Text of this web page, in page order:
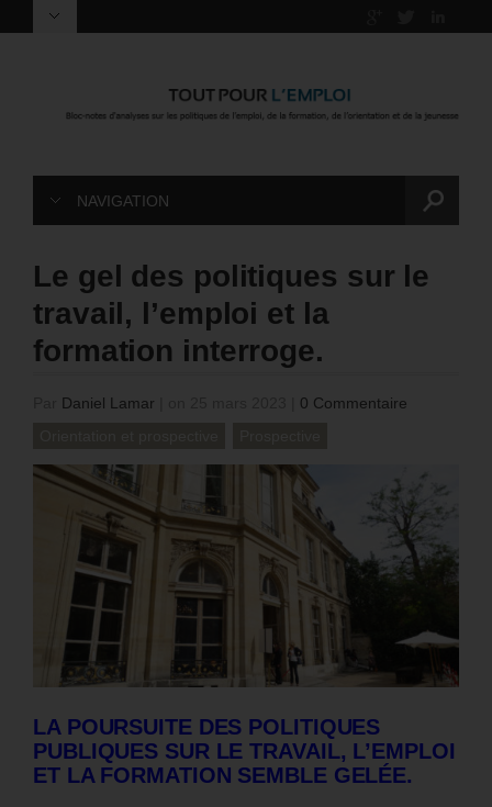
NAVIGATION
Le gel des politiques sur le
travail, l’emploi et la
formation interroge.
Daniel Lamar
0 Commentaire
LA POURSUITE DES POLITIQUES
PUBLIQUES SUR LE TRAVAIL, L’EMPLOI
ET LA FORMATION SEMBLE GELÉE.